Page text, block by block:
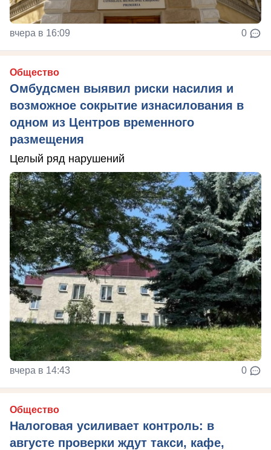
вчера в 16:09 0
Общество
Омбудсмен выявил риски насилия и
возможное сокрытие изнасилования в
одном из Центров временного
размещения
Целый ряд нарушений
вчера в 14:43 0
Общество
Налоговая усиливает контроль: в
августе проверки ждут такси, кафе,